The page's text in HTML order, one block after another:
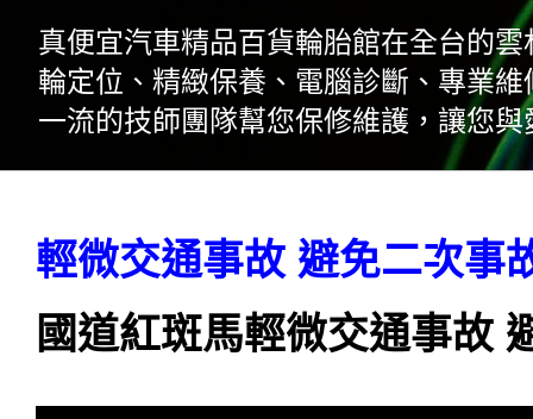
真便宜汽車精品百貨輪胎館在全台的
輪定位、精緻保養、電腦診斷、專業
一流的技師團隊幫您保修維護，讓您
輕微交通事故 避免二次事
國道紅斑馬輕微交通事故